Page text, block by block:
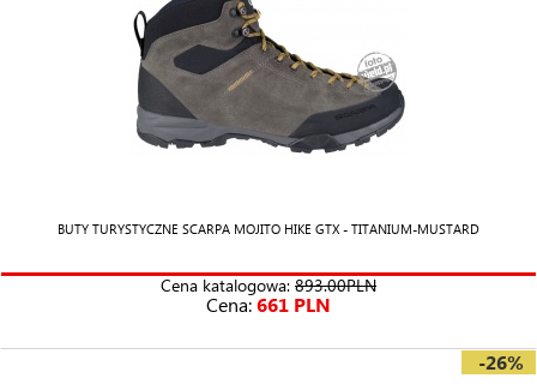
BUTY TURYSTYCZNE SCARPA MOJITO HIKE GTX - TITANIUM-MUSTARD
Cena katalogowa: 893.00PLN
Cena:661 PLN
-26%